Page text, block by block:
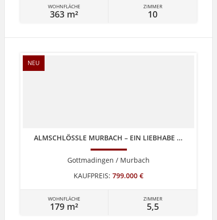
WOHNFLÄCHE
363 m²
ZIMMER
10
NEU
ALMSCHLÖSSLE MURBACH – EIN LIEBHABE ...
Gottmadingen / Murbach
KAUFPREIS: 799.000 €
WOHNFLÄCHE
179 m²
ZIMMER
5,5